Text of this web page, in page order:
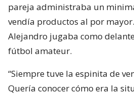
pareja administraba un
vendía productos al por
Alejandro jugaba como
fútbol amateur.
“Siempre tuve la espinita de
Quería conocer cómo era la